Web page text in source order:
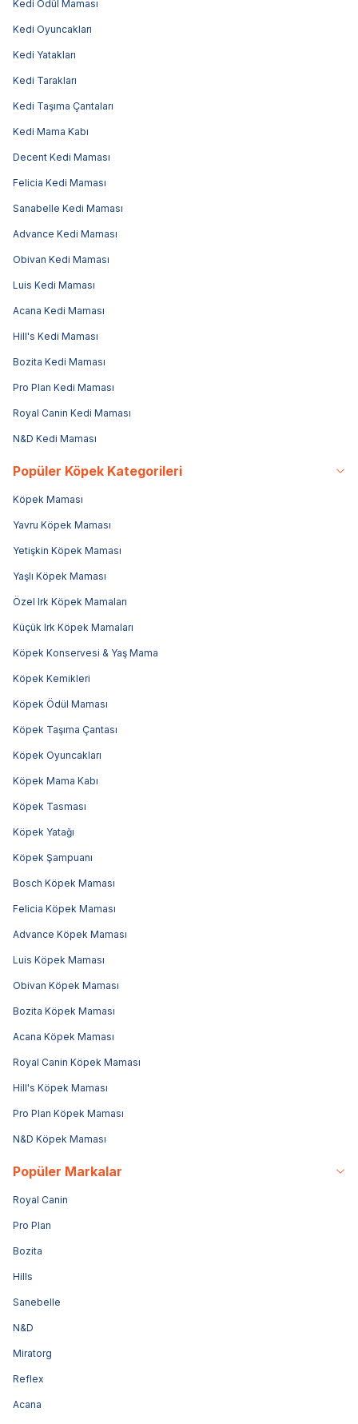
Kedi Ödül Maması
Kedi Oyuncakları
Kedi Yatakları
Kedi Tarakları
Kedi Taşıma Çantaları
Kedi Mama Kabı
Decent Kedi Maması
Felicia Kedi Maması
Sanabelle Kedi Maması
Advance Kedi Maması
Obivan Kedi Maması
Luis Kedi Maması
Acana Kedi Maması
Hill's Kedi Maması
Bozita Kedi Maması
Pro Plan Kedi Maması
Royal Canin Kedi Maması
N&D Kedi Maması
Popüler Köpek Kategorileri
Köpek Maması
Yavru Köpek Maması
Yetişkin Köpek Maması
Yaşlı Köpek Maması
Özel Irk Köpek Mamaları
Küçük Irk Köpek Mamaları
Köpek Konservesi & Yaş Mama
Köpek Kemikleri
Köpek Ödül Maması
Köpek Taşıma Çantası
Köpek Oyuncakları
Köpek Mama Kabı
Köpek Tasması
Köpek Yatağı
Köpek Şampuanı
Bosch Köpek Maması
Felicia Köpek Maması
Advance Köpek Maması
Luis Köpek Maması
Obivan Köpek Maması
Bozita Köpek Maması
Acana Köpek Maması
Royal Canin Köpek Maması
Hill's Köpek Maması
Pro Plan Köpek Maması
N&D Köpek Maması
Popüler Markalar
Royal Canin
Pro Plan
Bozita
Hills
Sanebelle
N&D
Miratorg
Reflex
Acana